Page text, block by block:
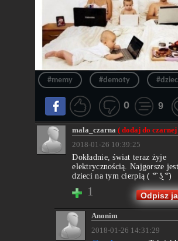
#memy #demoty
0 9
mala_czarna( dodaj do
2018-01-26 10:39:25
Dokładnie, świat teraz żyje
elektrycznością. Najgorsze
dzieci na tym cierpią ( ͡° ʖ̯ ͡°)
1 Odpisz
Anonim
2018-01-26 14:31:29